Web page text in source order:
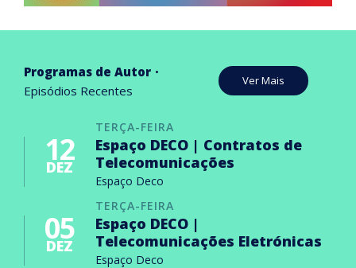
Programas de Autor
Episódios Recentes
Ver Mais
TERÇA-FEIRA
12
DEZ
Espaço DECO | Contratos de
Telecomunicações
Espaço Deco
TERÇA-FEIRA
05
DEZ
Espaço DECO |
Telecomunicações Eletrónicas
Espaço Deco